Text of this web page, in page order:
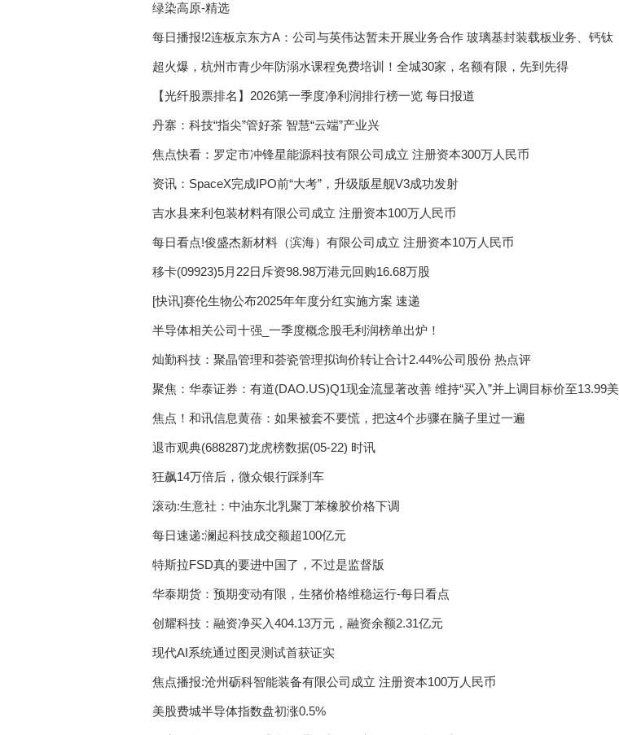
广西2022届高校毕业生就业双选会举行 实行闭环管理
我国数字经济蓬勃发展 网络消费纠纷案件随之增长
消费者投诉：iBox链盒提现难
钢铁行业产量下降 行业高质量发展逐渐开启
生猪养殖板块有望迎来第二轮上涨 扩张速度放缓
复盘A股历次回购热潮 价值提升效果明显
中泰证券：低估值蓝筹依然是潜在利好主线
绿染高原-精选
每日播报!2连板京东方A：公司与英伟达暂未开展业务合作 玻璃基封装载板业务、钙钛
矿业务、光互连业务市场前景具有重大不确定性
超火爆，杭州市青少年防溺水课程免费培训！全城30家，名额有限，先到先得
【光纤股票排名】2026第一季度净利润排行榜一览 每日报道
丹寨：科技“指尖”管好茶 智慧“云端”产业兴
焦点快看：罗定市冲锋星能源科技有限公司成立 注册资本300万人民币
资讯：SpaceX完成IPO前“大考”，升级版星舰V3成功发射
吉水县来利包装材料有限公司成立 注册资本100万人民币
每日看点!俊盛杰新材料（滨海）有限公司成立 注册资本10万人民币
移卡(09923)5月22日斥资98.98万港元回购16.68万股
[快讯]赛伦生物公布2025年年度分红实施方案 速递
半导体相关公司十强_一季度概念股毛利润榜单出炉！
灿勤科技：聚晶管理和荟瓷管理拟询价转让合计2.44%公司股份 热点评
聚焦：华泰证券：有道(DAO.US)Q1现金流显著改善 维持“买入”并上调目标价至13.99美
元
焦点！和讯信息黄蓓：如果被套不要慌，把这4个步骤在脑子里过一遍
退市观典(688287)龙虎榜数据(05-22) 时讯
狂飙14万倍后，微众银行踩刹车
滚动:生意社：中油东北乳聚丁苯橡胶价格下调
每日速递:澜起科技成交额超100亿元
特斯拉FSD真的要进中国了，不过是监督版
华泰期货：预期变动有限，生猪价格维稳运行-每日看点
创耀科技：融资净买入404.13万元，融资余额2.31亿元
现代AI系统通过图灵测试首获证实
焦点播报:沧州砺科智能装备有限公司成立 注册资本100万人民币
美股费城半导体指数盘初涨0.5%